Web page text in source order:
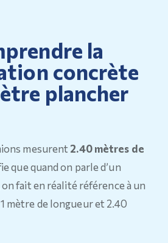
la
concrète
plancher
mesurent 2.40 mètres de
que quand on parle d’un
fait en réalité référence à un
mètre de longueur et 2.40